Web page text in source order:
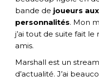
bande de joueurs
personnalités. Mon
j’ai tout de suite fait
amis.
Marshall est un
d’actualité. J’ai